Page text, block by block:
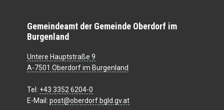
Gemeindeamt der Gemeinde Oberdorf im
Burgenland
Untere Hauptstraße 9
A-7501 Oberdorf im Burgenland
Tel: +43 3352 6204-0
E-Mail: post@oberdorf.bgld.gv.at